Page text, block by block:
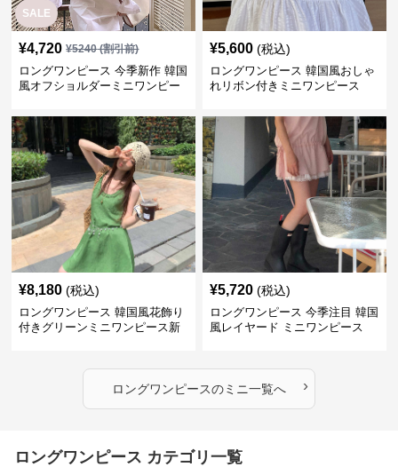
SALE
¥4,720 ¥5240(割引前)
ロングワンピース 今季新作 韓国
風オフショルダーミニワンピー
¥5,600 (税込)
ロングワンピース 韓国風おしゃ
れリボン付きミニワンピース
¥8,180 (税込)
ロングワンピース 韓国風花飾り
付きグリーンミニワンピース新
¥5,720 (税込)
ロングワンピース 今季注目 韓国
風レイヤード ミニワンピース
ロングワンピースのミニ一覧へ ›
ロングワンピース カテゴリ一覧